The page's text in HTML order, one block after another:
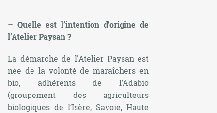
– Quelle est l’intention d’origine de
l’Atelier Paysan ?
La démarche de l'Atelier Paysan est
née de la volonté de maraîchers en
bio, adhérents de l’Adabio
(groupement des agriculteurs
biologiques de l’Isère, Savoie, Haute